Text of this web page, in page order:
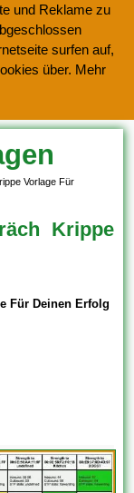
und Reklame zu
surfen auf,
über. Mehr
Vorlage Für
Krippe
Für Deinen Erfolg